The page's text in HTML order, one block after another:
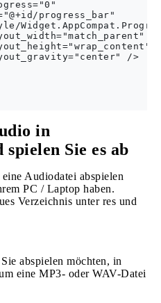
progress_bar"
/>
in
Sie es ab
Audiodatei abspielen
PC / Laptop haben.
Verzeichnis unter res und
abspielen möchten, in
eine MP3- oder WAV-Datei